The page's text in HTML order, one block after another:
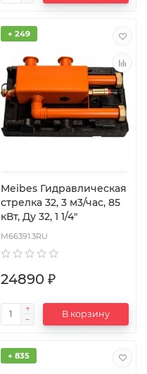
+ 249
Meibes Гидравлическая
стрелка 32, 3 м3/час, 85
кВт, Ду 32, 1 1/4"
M66391.3RU
24890 ₽
В корзину
+ 835